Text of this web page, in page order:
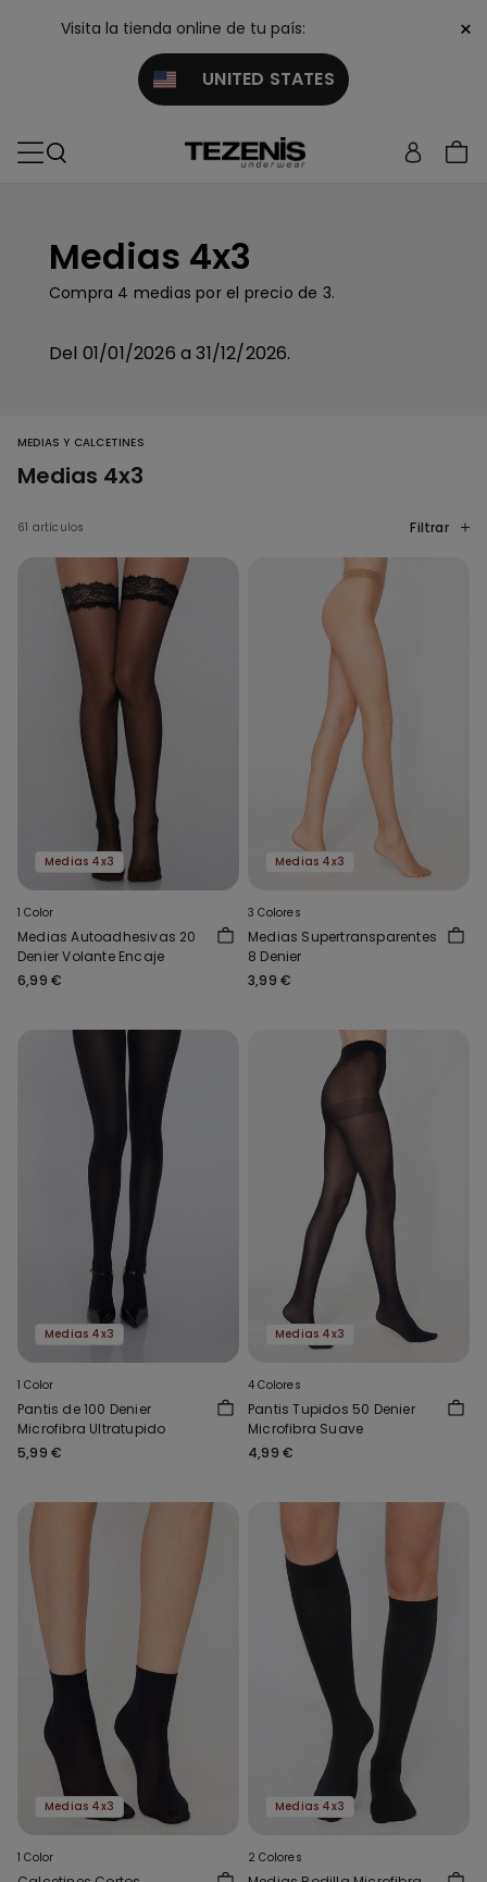
Visita la tienda online de tu país:
UNITED STATES
×
Medias 4x3
Compra 4 medias por el precio de 3.
Del 01/01/2026 a 31/12/2026.
MEDIAS Y CALCETINES
Medias 4x3
61 artículos Filtrar
Medias 4x3
1 Color
Medias Autoadhesivas 20
Denier Volante Encaje
6,99 €
Medias 4x3
3 Colores
Medias Supertransparentes
8 Denier
3,99 €
Medias 4x3
1 Color
Pantis de 100 Denier
Microfibra Ultratupido
5,99 €
Medias 4x3
4 Colores
Pantis Tupidos 50 Denier
Microfibra Suave
4,99 €
Medias 4x3
1 Color
Medias 4x3
2 Colores